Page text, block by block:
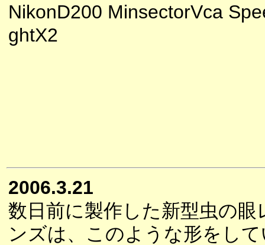
NikonD200 MinsectorVca
ghtX2
2006.3.21
数日前に製作した新型虫の眼
ンズは、このような形をし